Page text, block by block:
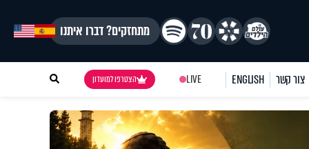
מתחזקים? דברו איתנו
צור קשר ENGLISH
LIVE הצטרפו למועדון